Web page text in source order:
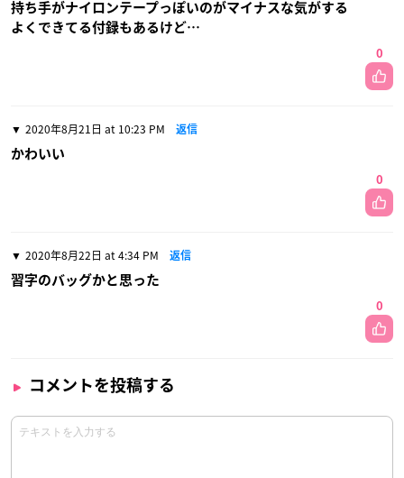
持ち手がナイロンテープっぽいのがマイナスな気がする
よくできてる付録もあるけど…
0
2020年8月21日 at 10:23 PM 返信
かわいい
0
2020年8月22日 at 4:34 PM 返信
習字のバッグかと思った
0
コメントを投稿する